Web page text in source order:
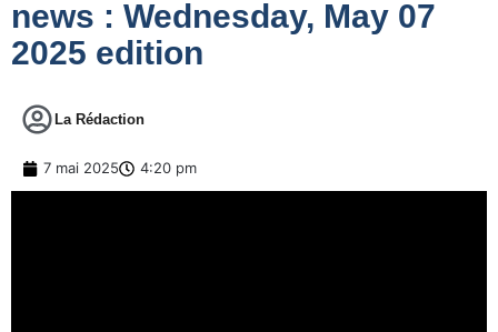
news : Wednesday, May 07
2025 edition
La Rédaction
7 mai 2025 4:20 pm